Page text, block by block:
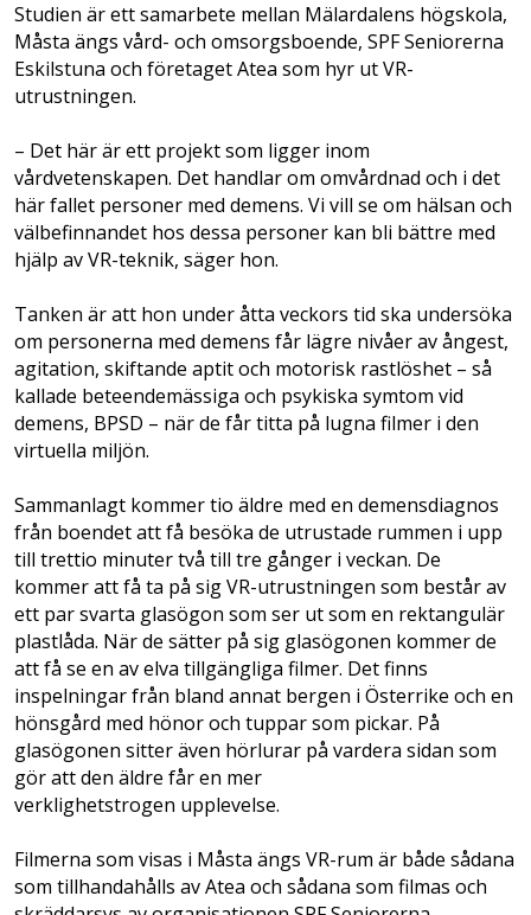
Studien är ett samarbete mellan Mälardalens högskola,
Måsta ängs vård- och omsorgsboende, SPF Seniorerna
Eskilstuna och företaget Atea som hyr ut VR-
utrustningen.
– Det här är ett projekt som ligger inom
vårdvetenskapen. Det handlar om omvårdnad och i det
här fallet personer med demens. Vi vill se om hälsan och
välbefinnandet hos dessa personer kan bli bättre med
hjälp av VR-teknik, säger hon.
Tanken är att hon under åtta veckors tid ska undersöka
om personerna med demens får lägre nivåer av ångest,
agitation, skiftande aptit och motorisk rastlöshet – så
kallade beteendemässiga och psykiska symtom vid
demens, BPSD – när de får titta på lugna filmer i den
virtuella miljön.
Sammanlagt kommer tio äldre med en demensdiagnos
från boendet att få besöka de utrustade rummen i upp
till trettio minuter två till tre gånger i veckan. De
kommer att få ta på sig VR-utrustningen som består av
ett par svarta glasögon som ser ut som en rektangulär
plastlåda. När de sätter på sig glasögonen kommer de
att få se en av elva tillgängliga filmer. Det finns
inspelningar från bland annat bergen i Österrike och en
hönsgård med hönor och tuppar som pickar. På
glasögonen sitter även hörlurar på vardera sidan som
gör att den äldre får en mer
verklighetstrogen upplevelse.
Filmerna som visas i Måsta ängs VR-rum är både sådana
som tillhandahålls av Atea och sådana som filmas och